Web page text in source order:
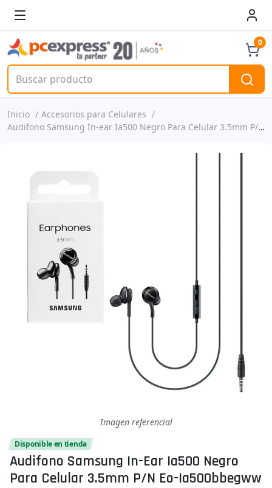
0
Inicio
Accesorios para Celulares
Audifono Samsung In-ear Ia500 Negro Para Celular 3.5mm P/n Eo-ia500bbegww
Imagen referencial
Disponible en tienda
Audifono Samsung In-Ear Ia500 Negro
Para Celular 3.5mm P/n Eo-Ia500bbegww